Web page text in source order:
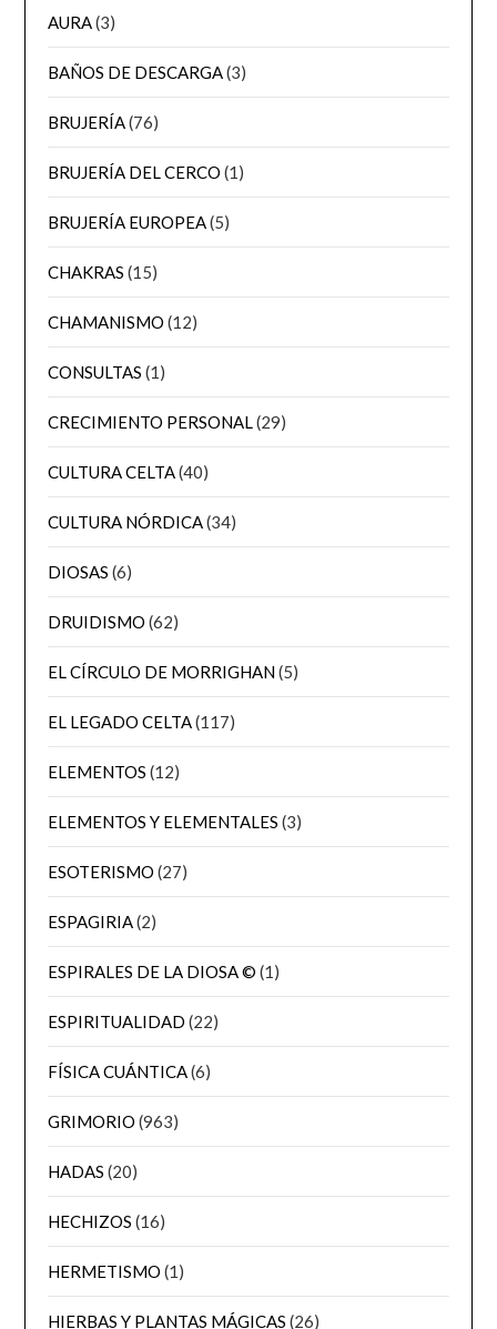
AURA(3)
BAÑOS DE DESCARGA(3)
BRUJERÍA(76)
BRUJERÍA DEL CERCO (1)
BRUJERÍA EUROPEA(5)
CHAKRAS (15)
CHAMANISMO (12)
CONSULTAS (1)
CRECIMIENTO PERSONAL(29)
CULTURA CELTA(40)
CULTURA NÓRDICA(34)
DIOSAS (6)
DRUIDISMO (62)
EL CÍRCULO DE MORRIGHAN(5)
EL LEGADO CELTA(117)
ELEMENTOS (12)
ELEMENTOS Y ELEMENTALES (3)
ESOTERISMO (27)
ESPAGIRIA(2)
ESPIRALES DE LA DIOSA © (1)
ESPIRITUALIDAD (22)
FÍSICA CUÁNTICA(6)
GRIMORIO (963)
HADAS (20)
HECHIZOS (16)
HERMETISMO (1)
HIERBAS Y PLANTAS MÁGICAS (26)